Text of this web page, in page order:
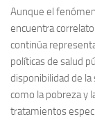
Aunque el
encuentra
continúa
políticas de salud
disponibilidad de la
como la pobreza y
tratamientos